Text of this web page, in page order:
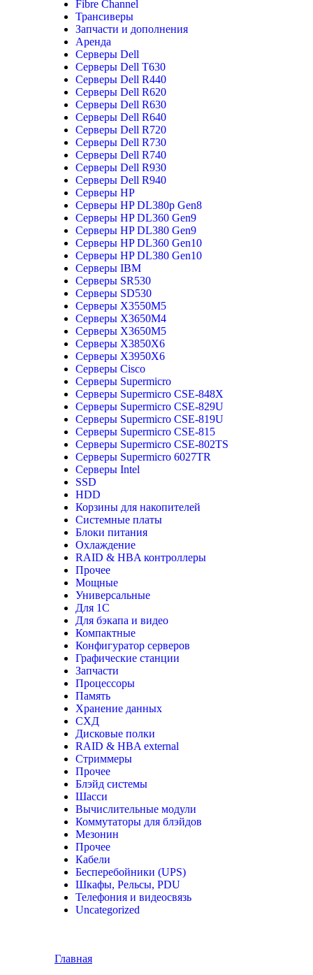
Fibre Channel
Трансиверы
Запчасти и дополнения
Аренда
Серверы Dell
Серверы Dell T630
Серверы Dell R440
Серверы Dell R620
Серверы Dell R630
Серверы Dell R640
Серверы Dell R720
Серверы Dell R730
Серверы Dell R740
Серверы Dell R930
Серверы Dell R940
Серверы HP
Серверы HP DL380p Gen8
Серверы HP DL360 Gen9
Серверы HP DL380 Gen9
Серверы HP DL360 Gen10
Серверы HP DL380 Gen10
Серверы IBM
Серверы SR530
Серверы SD530
Серверы X3550M5
Серверы X3650M4
Серверы X3650M5
Серверы X3850X6
Серверы X3950X6
Серверы Cisco
Серверы Supermicro
Серверы Supermicro CSE-848X
Серверы Supermicro CSE-829U
Серверы Supermicro CSE-819U
Серверы Supermicro CSE-815
Серверы Supermicro CSE-802TS
Серверы Supermicro 6027TR
Серверы Intel
SSD
HDD
Корзины для накопителей
Системные платы
Блоки питания
Охлаждение
RAID & HBA контроллеры
Прочее
Мощные
Универсальные
Для 1С
Для бэкапа и видео
Компактные
Конфигуратор серверов
Графические станции
Запчасти
Процессоры
Память
Хранение данных
СХД
Дисковые полки
RAID & HBA external
Стриммеры
Прочее
Блэйд системы
Шасси
Вычислительные модули
Коммутаторы для блэйдов
Мезонин
Прочее
Кабели
Бесперебойники (UPS)
Шкафы, Рельсы, PDU
Телефония и видеосвязь
Uncategorized
Главная